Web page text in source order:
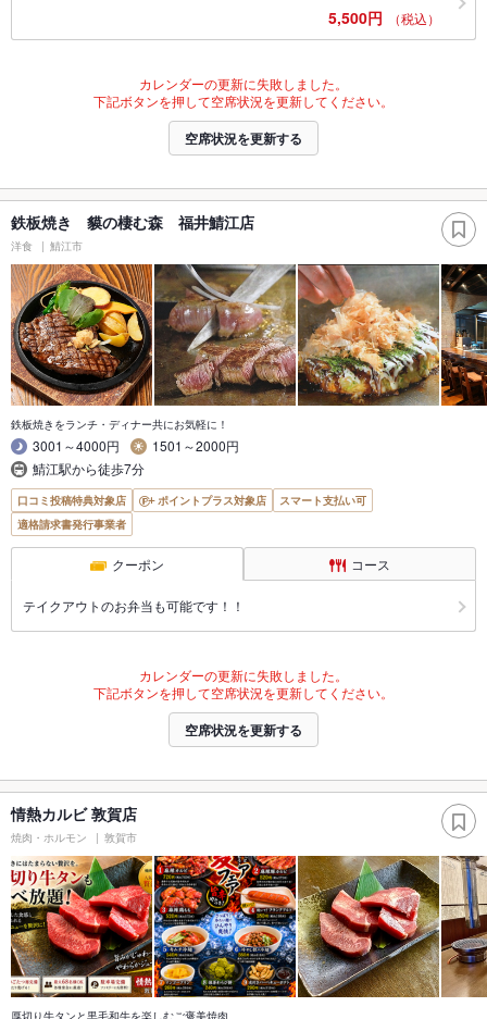
5,500円 （税込）
カレンダーの更新に失敗しました。
下記ボタンを押して空席状況を更新してください。
空席状況を更新する
鉄板焼き 貘の棲む森 福井鯖江店
洋食 鯖江市
鉄板焼きをランチ・ディナー共にお気軽に！
3001～4000円
1501～2000円
鯖江駅から徒歩7分
口コミ投稿特典対象店 ポイントプラス対象店
スマート支払い可
適格請求書発行事業者
クーポン コース
テイクアウトのお弁当も可能です！！
カレンダーの更新に失敗しました。
下記ボタンを押して空席状況を更新してください。
空席状況を更新する
情熱カルビ 敦賀店
焼肉・ホルモン 敦賀市